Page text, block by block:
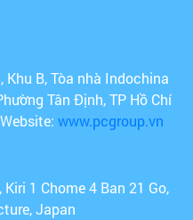
Khu B, Tòa nhà Indochina
Tân Định, TP Hồ Chí
www.pcgroup.vn
1 Chome 4 Ban 21 Go,
Japan